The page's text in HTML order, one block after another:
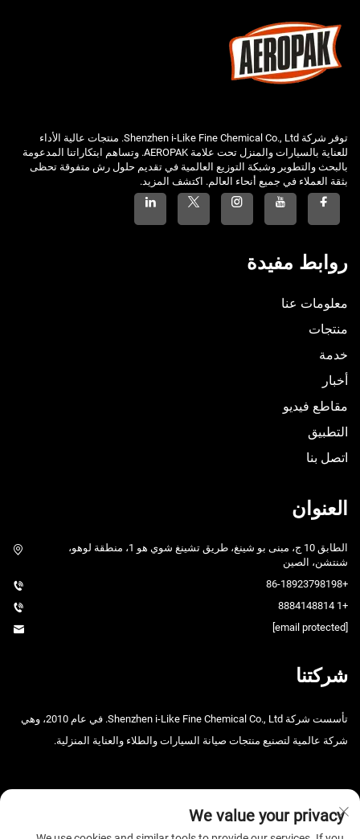
توفر شركة Shenzhen i-Like Fine Chemical Co., Ltd. منتجات عالية الأداء
للعناية بالسيارات والمنزل تحت علامة AEROPAK. وتساهم ابتكاراتنا المدعومة
بالبحث والتطوير وشبكة التوزيع العالمية في تقديم حلول رش متفوقة تحظى
بثقة العملاء في جميع أنحاء العالم. اكتشف المزيد.
روابط مفيدة
معلومات عنا
منتجات
خدمة
أخبار
مقاطع فيديو
التطبيق
اتصل بنا
العنوان
الطابق 10 ج، مبنى بو شينغ، طريق تشينغ شوي هو 1، منطقة لوهو،
شنتشن، الصين
+86-18923798198
+1 8884148814
شركتنا
تأسست شركة Shenzhen i-Like Fine Chemical Co., Ltd. في عام 2010، وهي
شركة عالمية لتصنيع منتجات صيانة السيارات والطلاء والعناية المنزلية.
We value your privacy